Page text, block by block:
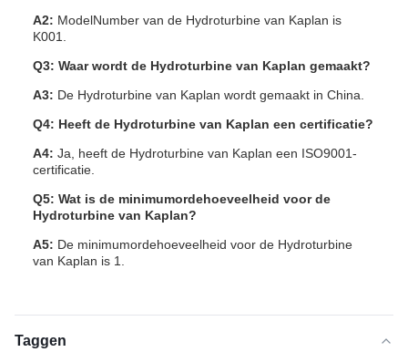
A2: ModelNumber van de Hydroturbine van Kaplan is
K001.
Q3: Waar wordt de Hydroturbine van Kaplan gemaakt?
A3: De Hydroturbine van Kaplan wordt gemaakt in China.
Q4: Heeft de Hydroturbine van Kaplan een certificatie?
A4: Ja, heeft de Hydroturbine van Kaplan een ISO9001-
certificatie.
Q5: Wat is de minimumordehoeveelheid voor de
Hydroturbine van Kaplan?
A5: De minimumordehoeveelheid voor de Hydroturbine
van Kaplan is 1.
Taggen